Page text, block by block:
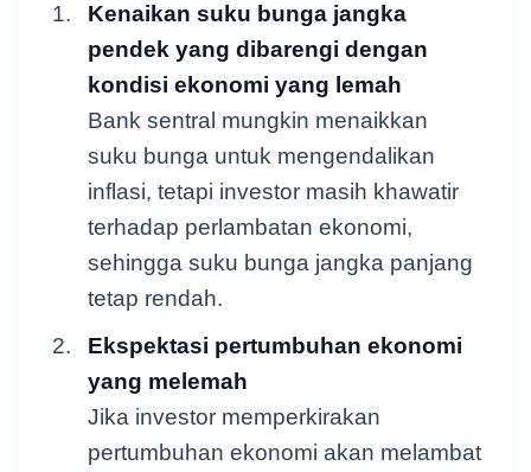
Kenaikan suku bunga jangka
pendek yang dibarengi dengan
kondisi ekonomi yang lemah
Bank sentral mungkin menaikkan
suku bunga untuk mengendalikan
inflasi, tetapi investor masih khawatir
terhadap perlambatan ekonomi,
sehingga suku bunga jangka panjang
tetap rendah.
Ekspektasi pertumbuhan ekonomi
yang melemah
Jika investor memperkirakan
pertumbuhan ekonomi akan melambat